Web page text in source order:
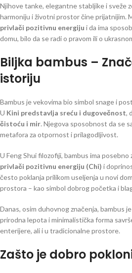
Njihove tanke, elegantne stabljike i sveže
harmoniju i životni prostor čine prijatnijim.
privlači pozitivnu energiju i da ima
domu, bilo da se radi o pravom ili o
Biljka bambus –
istoriju
Bambus je vekovima bio simbol snage i
U Kini predstavlja sreću i dugovečnost,
čistoću i mir. Njegova sposobnost da se
metafora za otpornost i prilagodljivost.
U Feng Shui filozofiji, bambus ima posebno
privlači pozitivnu energiju (Chi) i
često poklanja prilikom useljenja u novi
prostora – kao simbol dobrog početka i
Danas, osim duhovnog značenja, bambus
prirodna lepota i minimalistička forma
enterijere, ali i u tradicionalne prostore.
Zašto je dobro